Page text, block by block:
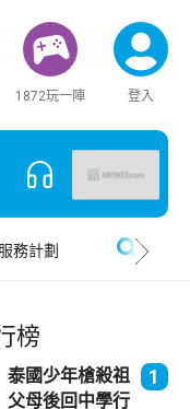
1872玩一陣 登入
務計劃
榜
泰國少年槍殺祖
父母後回中學行
1